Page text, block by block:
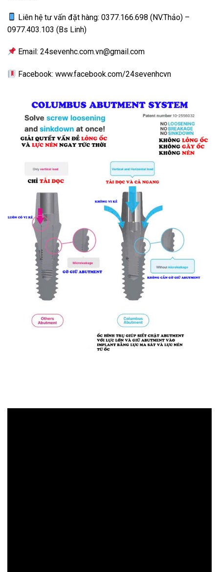
Liên hệ tư vấn đặt hàng: 0377.166.698 (NV.Thảo) –
0977.403.103 (Bs Linh)
Email: 24sevenhc.com.vn@gmail.com
Facebook: www.facebook.com/24sevenhcvn